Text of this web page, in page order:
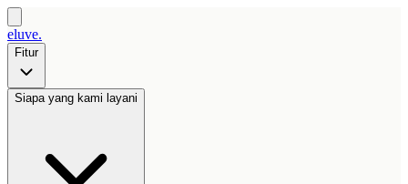
eluve.
Fitur
Siapa yang kami layani